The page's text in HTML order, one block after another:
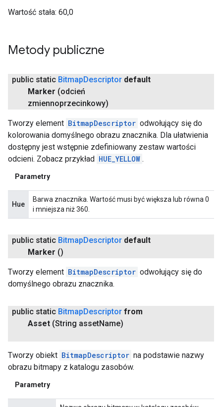
Wartość stała: 60,0
Metody publiczne
public static BitmapDescriptor default
Marker (odcień
zmiennoprzecinkowy)
Tworzy element BitmapDescriptor odwołujący się do
kolorowania domyślnego obrazu znacznika. Dla ułatwienia
dostępny jest wstępnie zdefiniowany zestaw wartości
odcieni. Zobacz przykład HUE_YELLOW .
Parametry
Hue
Barwa znacznika. Wartość musi być większa lub równa 0
i mniejsza niż 360.
public static Bitmap Descriptor default
Marker ()
Tworzy element BitmapDescriptor odwołujący się do
domyślnego obrazu znacznika.
public static Bitmap Descriptor from
Asset (String assetName)
Tworzy obiekt BitmapDescriptor na podstawie nazwy
obrazu bitmapy z katalogu zasobów.
Parametry